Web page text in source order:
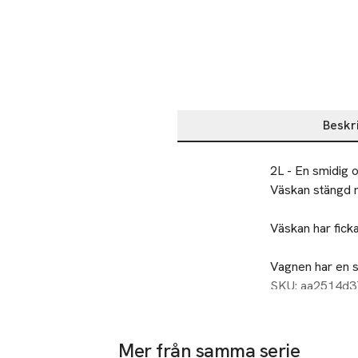
Beskrivning
2L - En smidig
Väskan stängd
Väskan har
Vagnen har en
lägga den i
bild
SKU:
Mer från samma serie